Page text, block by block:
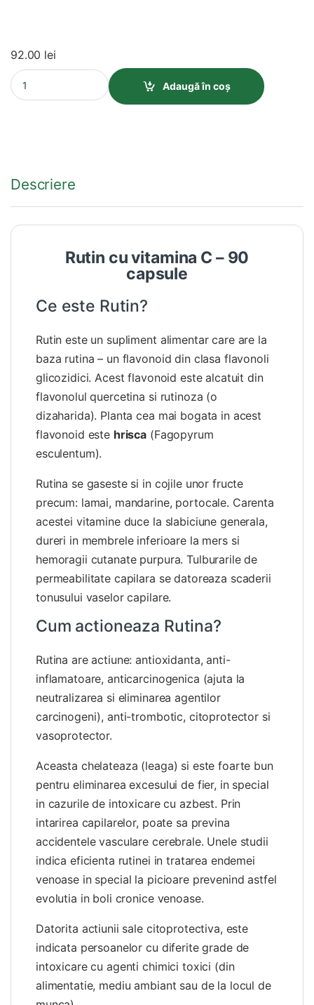
92.00 lei
Rutin cu vitamina C – 90 capsule quantity
Adaugă în coș
Descriere
Rutin cu vitamina C – 90
capsule
Ce este Rutin?
Rutineste un supliment alimentar care are la
baza rutina – un flavonoid din clasa flavonoli
glicozidici. Acest flavonoid este alcatuit din
flavonolul quercetina si rutinoza (o
dizaharida). Planta cea mai bogata in acest
flavonoid este hrisca (Fagopyrum
esculentum).
Rutina se gaseste si in cojile unor fructe
precum: lamai, mandarine, portocale. Carenta
acestei vitamine duce la slabiciune generala,
dureri in membrele inferioare la mers si
hemoragii cutanate purpura. Tulburarile de
permeabilitate capilara se datoreaza scaderii
tonusului vaselor capilare.
Cum actioneaza Rutina?
Rutina are actiune: antioxidanta, anti-
inflamatoare, anticarcinogenica (ajuta la
neutralizarea si eliminarea agentilor
carcinogeni), anti-trombotic, citoprotector si
vasoprotector.
Aceasta chelateaza (leaga) si este foarte bun
pentru eliminarea excesului de fier, in special
in cazurile de intoxicare cu azbest. Prin
intarirea capilarelor, poate sa previna
accidentele vasculare cerebrale. Unele studii
indica eficienta rutinei in tratarea endemei
venoase in special la picioare prevenind astfel
evolutia in boli cronice venoase.
Datorita actiunii sale citoprotectiva, este
indicata persoanelor cu diferite grade de
intoxicare cu agenti chimici toxici (din
alimentatie, mediu ambiant sau de la locul de